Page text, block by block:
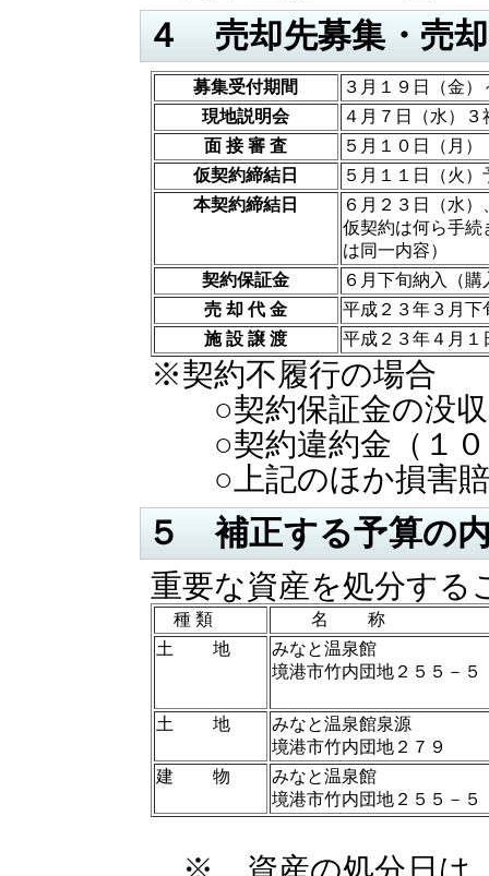
４ 売却先募集・売
募集受付期間
３月１９日（金
現地説明会
４月７日（水）
面 接 審 査
５月１０日（月）
仮契約締結日
５月１１日（火）
本契約締結日
６月２３日（水
仮契約は何ら手続
は同一内容）
契約保証金
６月下旬納入（
売 却 代 金
平成２３年３月下
施 設 譲 渡
平成２３年４月１
※契約不履行の場合
○契約保証金の没収
○契約違約金（１０
○上記のほか損害賠
５ 補正する予算の
重要な資産を処分する
種 類
名 称
土 地
みなと温泉館
境港市竹内団地２５５－５
土 地
みなと温泉館泉源
境港市竹内団地２７９
建 物
みなと温泉館
境港市竹内団地２５５－５